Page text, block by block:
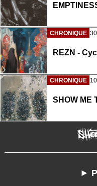
CHRONIQUE
REZN -
CHRONIQUE
SHOW ME
►